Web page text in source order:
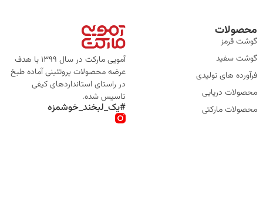
محصولات
گوشت قرمز
گوشت سفید
فرآورده های تولیدی
محصولات دریایی
محصولات مارکتی
آمویی مارکت در سال 1399 با هدف
عرضه محصولات پروتئینی آماده طبخ
در راستای استانداردهای کیفی
تاسیس شده.
#یک_لبخند_خوشمزه